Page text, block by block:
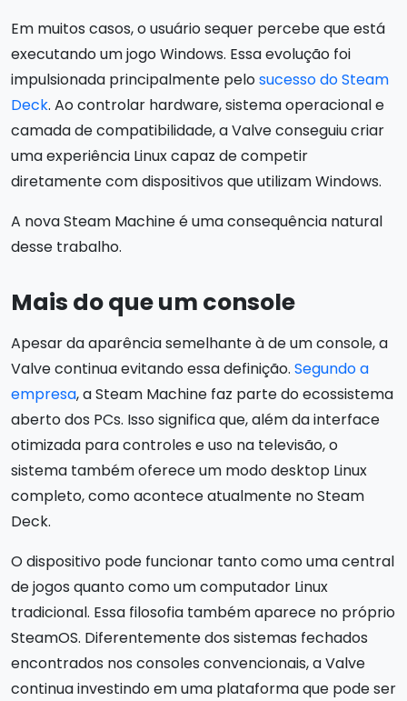
Em muitos casos, o usuário sequer percebe que está
executando um jogo Windows. Essa evolução foi
impulsionada principalmente pelosucesso do Steam
Deck. Ao controlar hardware, sistema operacional e
camada de compatibilidade, a Valve conseguiu criar
uma experiência Linux capaz de competir
diretamente com dispositivos que utilizam Windows.
A nova Steam Machine é uma consequência natural
desse trabalho.
Mais do que um console
Apesar da aparência semelhante à de um console, a
Valve continua evitando essa definição. Segundo a
empresa, a Steam Machine faz parte do ecossistema
aberto dos PCs. Isso significa que, além da interface
otimizada para controles e uso na televisão, o
sistema também oferece um modo desktop Linux
completo, como acontece atualmente no Steam
Deck.
O dispositivo pode funcionar tanto como uma central
de jogos quanto como um computador Linux
tradicional. Essa filosofia também aparece no próprio
SteamOS. Diferentemente dos sistemas fechados
encontrados nos consoles convencionais, a Valve
continua investindo em uma plataforma que pode ser